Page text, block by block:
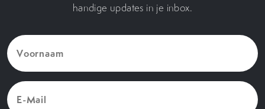
handige updates in je inbox.
Voornaam
(Vereist)
E-
Mail